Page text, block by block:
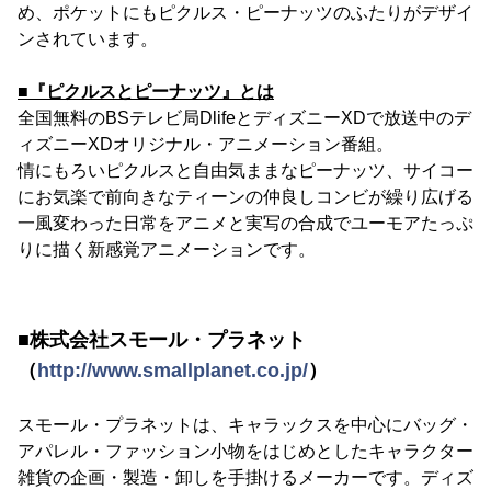
め、ポケットにもピクルス・ピーナッツのふたりがデザイ
ンされています。
■『ピクルスとピーナッツ』とは
全国無料のBSテレビ局DlifeとディズニーXDで放送中のデ
ィズニーXDオリジナル・アニメーション番組。
情にもろいピクルスと自由気ままなピーナッツ、サイコー
にお気楽で前向きなティーンの仲良しコンビが繰り広げる
一風変わった日常をアニメと実写の合成でユーモアたっぷ
りに描く新感覚アニメーションです。
■株式会社スモール・プラネット
（http://www.smallplanet.co.jp/）
スモール・プラネットは、キャラックスを中心にバッグ・
アパレル・ファッション小物をはじめとしたキャラクター
雑貨の企画・製造・卸しを手掛けるメーカーです。ディズ